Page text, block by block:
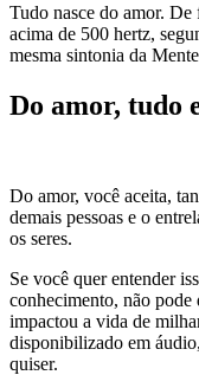
Tudo nasce do amor. De
acima de 500 hertz,
mesma sintonia da
Do amor, tudo
Do amor, você aceita,
demais pessoas e o
os seres.
Se você quer entender
conhecimento, não pode
impactou a vida de
disponibilizado em
quiser.